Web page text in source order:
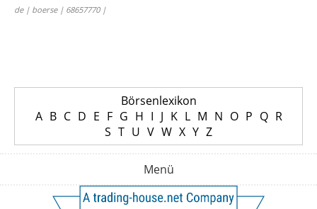
de | boerse | 68657770 |
Börsenlexikon
A B C D E F G H I J K L M N O P Q R
S T U V W X Y Z
Menü